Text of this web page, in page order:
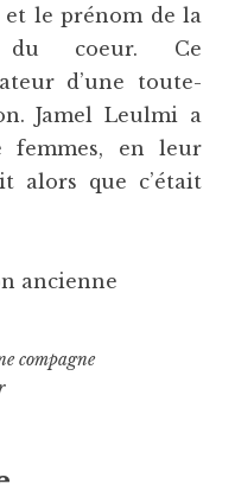
et le prénom de la
coeur. Ce
d’une toute-
Jamel Leulmi a
femmes, en leur
alors que c’était
compagne